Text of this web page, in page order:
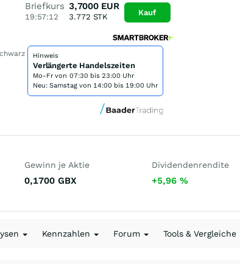
Briefkurs
19:57:12
3,7000 EUR
3.772 STK Kauf
Hinweis
Verlängerte Handelszeiten
Mo-Fr von 07:30 bis 23:00 Uhr
Neu: Samstag von 14:00 bis 19:00 Uhr
Gewinn je Aktie
0,1700 GBX
Dividendenrendite
+5,96 %
Kennzahlen Forum Tools & Vergleiche